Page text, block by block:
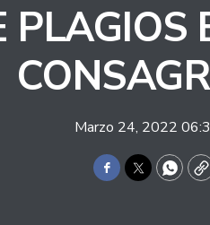
PLAGIOS
Marzo 24, 2022
Facebook
Twitter